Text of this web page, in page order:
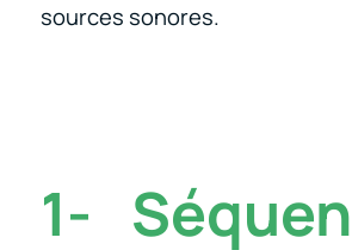
sources sonores.
1-